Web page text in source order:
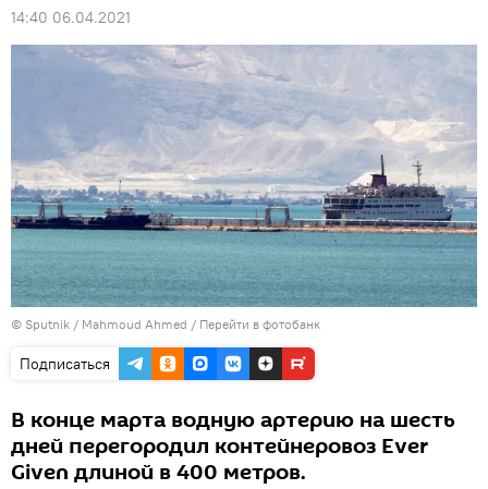
14:40 06.04.2021
© Sputnik / Mahmoud Ahmed / Перейти в фотобанк
Подписаться
В конце марта водную артерию на шесть
дней перегородил контейнеровоз Ever
Given длиной в 400 метров.